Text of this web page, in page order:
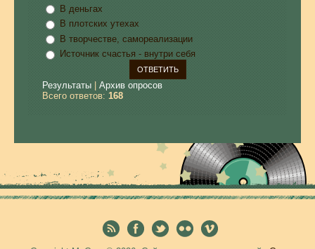
В деньгах
В плотских утехах
В творчестве, самореализации
Источник счастья - внутри себя
Результаты
Архив опросов
Всего ответов: 168